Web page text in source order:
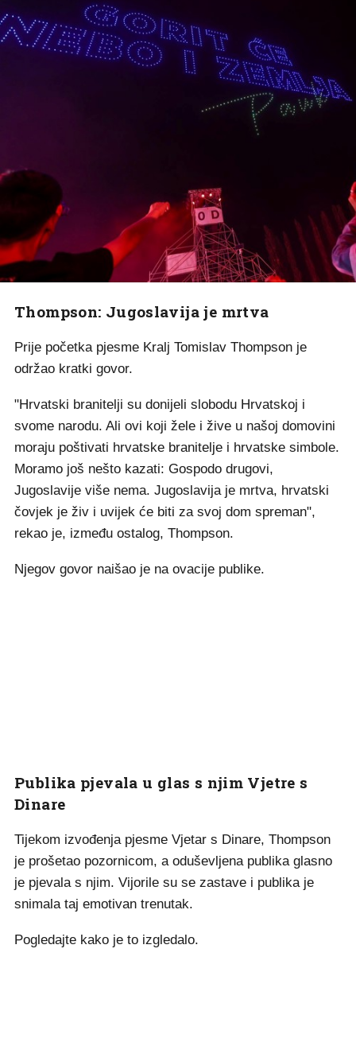
Thompson: Jugoslavija je mrtva
Prije početka pjesme Kralj Tomislav Thompson je
održao kratki govor.
"Hrvatski branitelji su donijeli slobodu Hrvatskoj i
svome narodu. Ali ovi koji žele i žive u našoj domovini
moraju poštivati hrvatske branitelje i hrvatske simbole.
Moramo još nešto kazati: Gospodo drugovi,
Jugoslavije više nema. Jugoslavija je mrtva, hrvatski
čovjek je živ i uvijek će biti za svoj dom spreman",
rekao je, između ostalog, Thompson.
Njegov govor naišao je na ovacije publike.
Publika pjevala u glas s njim Vjetre s
Dinare
Tijekom izvođenja pjesme Vjetar s Dinare, Thompson
je prošetao pozornicom, a oduševljena publika glasno
je pjevala s njim. Vijorile su se zastave i publika je
snimala taj emotivan trenutak.
Pogledajte kako je to izgledalo.